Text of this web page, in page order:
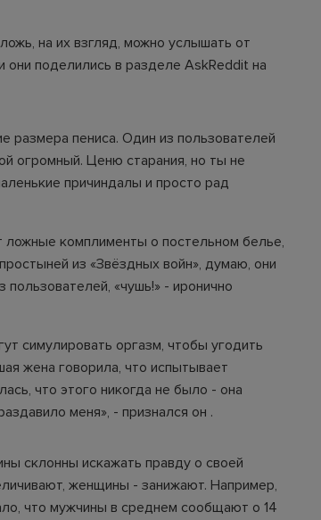
на их взгляд, можно услышать от
они поделились в разделе AskReddit на
размера пениса. Один из пользователей
огромный. Ценю старания, но ты не
причиндалы и просто рад
комплименты о постельном белье,
из «Звёздных войн», думаю, они
«чушь!» - иронично
симулировать оргазм, чтобы угодить
жена говорила, что испытывает
что этого никогда не было - она
меня», - признался он .
склонны искажать правду о своей
женщины - занижают. Например,
что мужчины в среднем сообщают о 14